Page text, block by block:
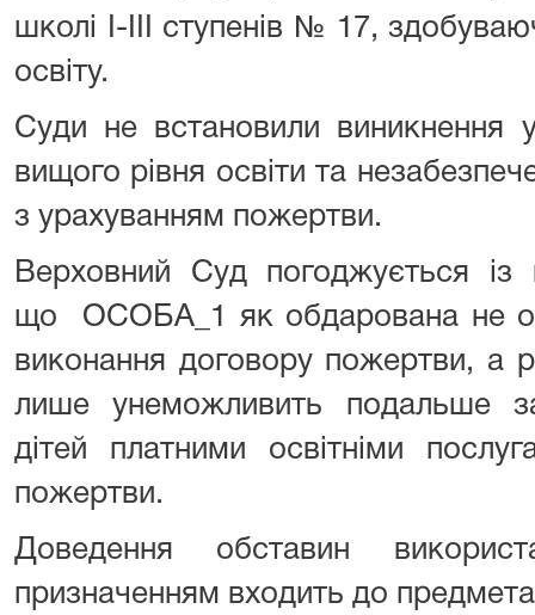
школі І-ІІІ ступенів № 17,
освіту.
Суди не встановили виникнення
вищого рівня освіти та
з урахуванням пожертви.
Верховний Суд погоджується
що ОСОБА_1 як обдарована не
виконання договору пожертви, а
лише унеможливить подальше
дітей платними освітніми
пожертви.
Доведення обставин
призначенням входить до